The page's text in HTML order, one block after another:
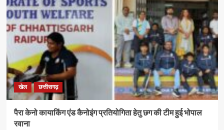
खेल छत्तीसगढ़
पैरा केनो कायाकिंग एंड कैनोइंग प्रतियोगिता हेतु छग की टीम हुई भोपाल
रवाना